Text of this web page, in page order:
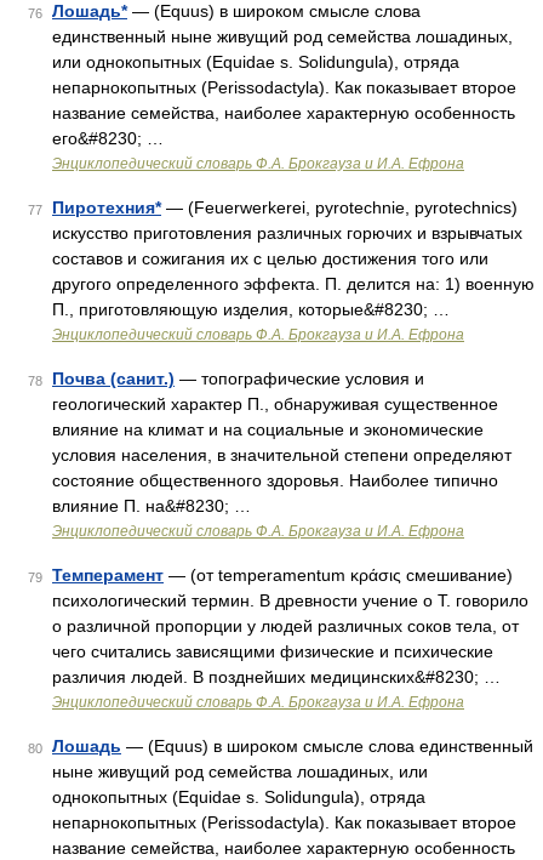
76 Лошадь*— (Equus) в широком смысле слова
единственный ныне живущий род семейства лошадиных,
или однокопытных (Equidae s. Solidungula), отряда
непарнокопытных (Perissodactyla). Как показывает второе
название семейства, наиболее характерную особенность
его&#8230; …
Энциклопедический словарь Ф.А. Брокгауза и И.А. Ефрона
77 Пиротехния*— (Feuerwerkerei, pyrotechnie, pyrotechnics)
искусство приготовления различных горючих и взрывчатых
составов и сожигания их с целью достижения того или
другого определенного эффекта. П. делится на: 1) военную
П., приготовляющую изделия, которые&#8230; …
Энциклопедический словарь Ф.А. Брокгауза и И.А. Ефрона
78 Почва (санит.) — топографические условия и
геологический характер П., обнаруживая существенное
влияние на климат и на социальные и экономические
условия населения, в значительной степени определяют
состояние общественного здоровья. Наиболее типично
влияние П. на&#8230; …
Энциклопедический словарь Ф.А. Брокгауза и И.А. Ефрона
79 Темперамент — (от temperamentum κράσις смешивание)
психологический термин. В древности учение о Т. говорило
о различной пропорции у людей различных соков тела, от
чего считались зависящими физические и психические
различия людей. В позднейших медицинских&#8230; …
Энциклопедический словарь Ф.А. Брокгауза и И.А. Ефрона
80 Лошадь — (Equus) в широком смысле слова единственный
ныне живущий род семейства лошадиных, или
однокопытных (Equidae s. Solidungula), отряда
непарнокопытных (Perissodactyla). Как показывает второе
название семейства, наиболее характерную особенность